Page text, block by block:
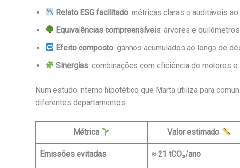
Relato ESG facilitado: métricas claras e auditáveis ao
Equivalências compreensíveis: árvores e
Efeito composto: ganhos acumulados ao longo de
Sinergias: combinações com eficiência de motores e
Num estudo interno hipotético que Marta utiliza para
diferentes departamentos:
Métrica Valor estimado
Emissões evitadas ≈ 21 tCO₂/ano